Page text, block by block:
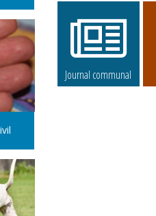
Journal communal